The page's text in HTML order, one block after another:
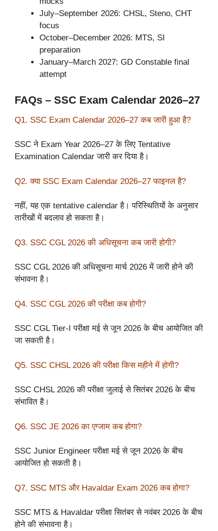
July–September 2026: CHSL, Steno, CHT
focus
October–December 2026: MTS, SI
preparation
January–March 2027: GD Constable final
attempt
FAQs – SSC Exam Calendar 2026–27
Q1. SSC Exam Calendar 2026–27 कब जारी हुआ है?
SSC ने Exam Year 2026–27 के लिए Tentative
Examination Calendar जारी कर दिया है।
Q2. क्या SSC Exam Calendar 2026–27 फाइनल है?
नहीं, यह एक tentative calendar है। परिस्थितियों के अनुसार
तारीखों में बदलाव हो सकता है।
Q3. SSC CGL 2026 की अधिसूचना कब जारी होगी?
SSC CGL 2026 की अधिसूचना मार्च 2026 में जारी होने की
संभावना है।
Q4. SSC CGL 2026 की परीक्षा कब होगी?
SSC CGL Tier-I परीक्षा मई से जून 2026 के बीच आयोजित की
जा सकती है।
Q5. SSC CHSL 2026 की परीक्षा किस महीने में होगी?
SSC CHSL 2026 की परीक्षा जुलाई से सितंबर 2026 के बीच
संभावित है।
Q6. SSC JE 2026 का एग्जाम कब होगा?
SSC Junior Engineer परीक्षा मई से जून 2026 के बीच
आयोजित हो सकती है।
Q7. SSC MTS और Havaldar Exam 2026 कब होगा?
SSC MTS & Havaldar परीक्षा सितंबर से नवंबर 2026 के बीच
होने की संभावना है।